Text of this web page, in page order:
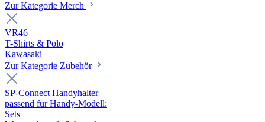
Zur Kategorie Merch
VR46
T-Shirts & Polo
Kawasaki
Zur Kategorie Zubehör
SP-Connect Handyhalter
passend für Handy-Modell:
Sets